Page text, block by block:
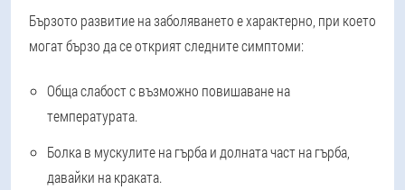
Бързото развитие на заболяването е характерно, при което
могат бързо да се открият следните симптоми:
Обща слабост с възможно повишаване на
температурата.
Болка в мускулите на гърба и долната част на гърба,
давайки на краката.